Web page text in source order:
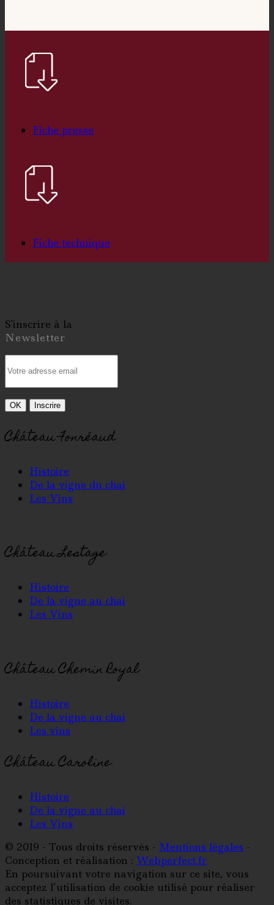
Fiche presse
Fiche technique
S'inscrire à la
Newsletter
Château Fonréaud
Histoire
De la vigne du chai
Les Vins
Château Lestage
Histoire
De la vigne au chai
Les Vins
Château Chemin Royal
Histoire
De la vigne au chai
Les vins
Château Caroline
Histoire
De la vigne au chai
Les Vins
© 2019 - Tous droits réservés - Mentions légales -
Conception et réalisation : Webperfect.fr
En poursuivant votre navigation sur ce site, vous
acceptez l’utilisation de cookie utilisé pour réaliser
des statistiques de visites.